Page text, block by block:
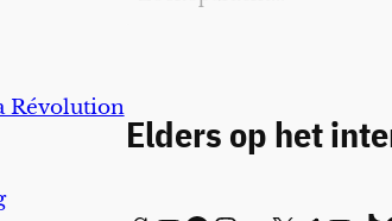
Révolution
Elders op het